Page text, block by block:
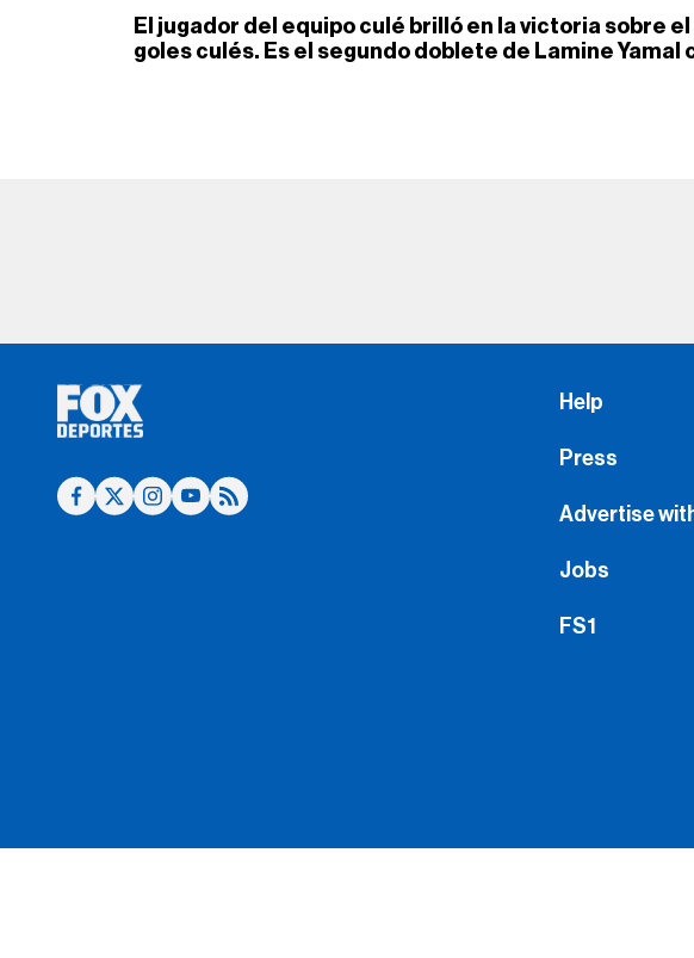
El jugador del equipo culé brilló en la victoria sobre
goles culés. Es el segundo doblete de Lamine Yamal
Help
Press
Advertise
Jobs
FS1